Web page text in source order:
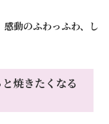
感動のふわっふわ、し
焼きたくなる